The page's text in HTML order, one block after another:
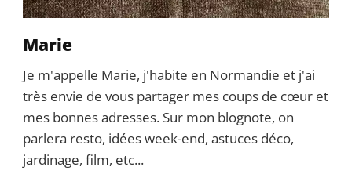
Marie
Je m'appelle Marie, j'habite en Normandie et j'ai
très envie de vous partager mes coups de cœur et
mes bonnes adresses. Sur mon blognote, on
parlera resto, idées week-end, astuces déco,
jardinage, film, etc...